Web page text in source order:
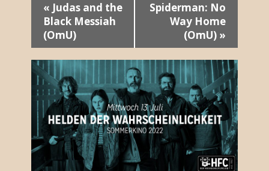
r
a
n
s
t
a
« Judas and the
Black Messiah
(OmU)
Spiderman: No
Way Home
(OmU) »